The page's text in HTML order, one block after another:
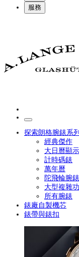
服務
探索朗格腕錶系列
經典傑作
大日曆顯示
計時碼錶
萬年曆
陀飛輪腕錶
大型複雜
所有腕錶
錶廠自製機芯
錶帶與錶扣